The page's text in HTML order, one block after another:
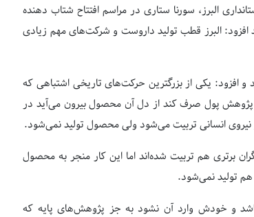
البرز، سورنا ستاری در مراسم افتتاح شتاب دهنده
افزود: البرز قطب تولید داروست و شرکت‌های مهم زیادی
افزود: یکی از بزرگترین حرکت‌های تاریخی اشتباهی که
پژوهش پول صرف کند از دل آن محصول بیرون می‌آید در
انسانی تربیت می‌شود ولی محصول تولید نمی‌شود.
برتری هم تربیت شده‌اند اما این کار منجر به محصول
تولید نمی‌شود.
و خودش وارد آن نشود به جز پژوهش‌های پایه که